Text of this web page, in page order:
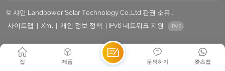
© 샤먼 Landpower Solar Technology Co.,Ltd 판권 소유 .
사이트맵
Xml 개인 정보 정책 IPv6 네트워크 지원
집 제품 왓츠앱
문의하기